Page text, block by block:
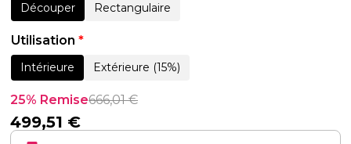
Découper Rectangulaire
Utilisation *
Intérieure Extérieure (15%)
25% Remise666,01€
499,51 €